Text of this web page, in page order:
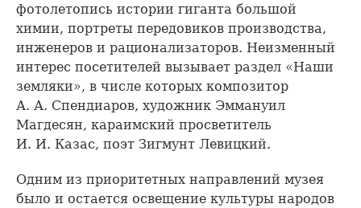
фотолетопись истории гиганта большой
химии, портреты передовиков производства,
инженеров и рационализаторов. Неизменный
интерес посетителей вызывает раздел «Наши
земляки», в числе которых композитор
А. А. Спендиаров, художник Эммануил
Магдесян, караимский просветитель
И. И. Казас, поэт Зигмунт Левицкий.
Одним из приоритетных направлений музея
было и остается освещение культуры народов